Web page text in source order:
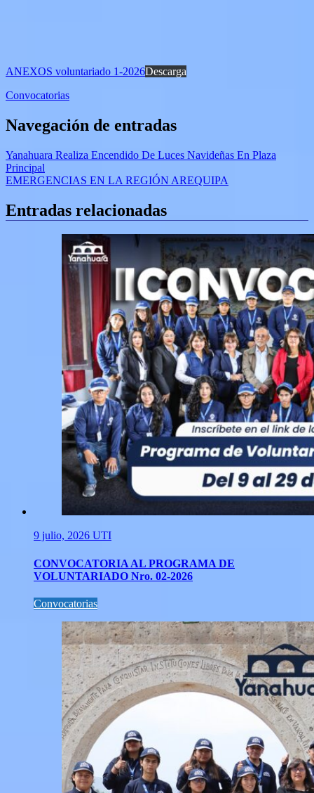
ANEXOS voluntariado 1-2026Descarga
Convocatorias
Navegación de entradas
Yanahuara Realiza Encendido De Luces Navideñas En Plaza
Principal
EMERGENCIAS EN LA REGIÓN AREQUIPA
Entradas relacionadas
9 julio, 2026 UTI
CONVOCATORIA AL PROGRAMA DE
VOLUNTARIADO Nro. 02-2026
Convocatorias